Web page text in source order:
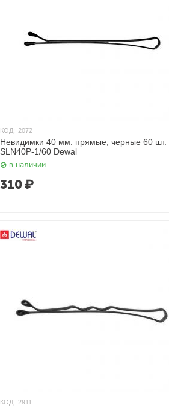
КОД: 2072
Невидимки 40 мм. прямые, черные 60 шт.
SLN40P-1/60 Dewal
в наличии
310 ₽
КОД: 2911